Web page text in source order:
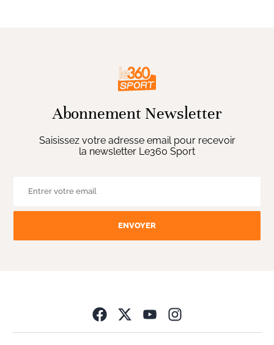
Abonnement Newsletter
Saisissez votre adresse email pour recevoir
la newsletter Le360 Sport
ENVOYER